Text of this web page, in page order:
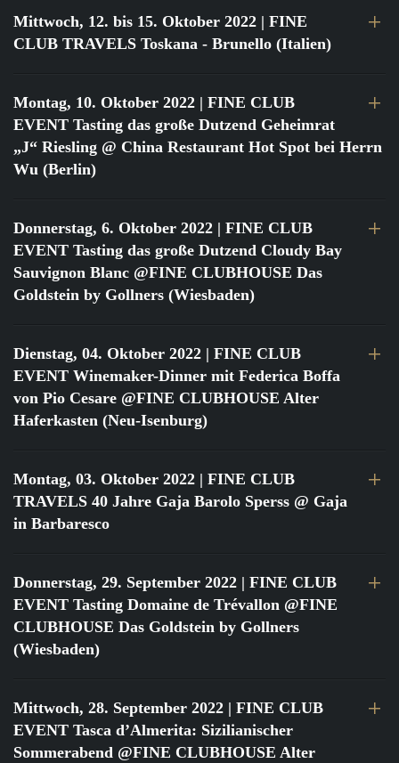
Mittwoch, 12. bis 15. Oktober 2022 | FINE
CLUB TRAVELS Toskana - Brunello (Italien)
Montag, 10. Oktober 2022 | FINE CLUB
EVENT Tasting das große Dutzend Geheimrat
„J“ Riesling @ China Restaurant Hot Spot bei Herrn
Wu (Berlin)
Donnerstag, 6. Oktober 2022 | FINE CLUB
EVENT Tasting das große Dutzend Cloudy Bay
Sauvignon Blanc @FINE CLUBHOUSE Das
Goldstein by Gollners (Wiesbaden)
Dienstag, 04. Oktober 2022 | FINE CLUB
EVENT Winemaker-Dinner mit Federica Boffa
von Pio Cesare @FINE CLUBHOUSE Alter
Haferkasten (Neu-Isenburg)
Montag, 03. Oktober 2022 | FINE CLUB
TRAVELS 40 Jahre Gaja Barolo Sperss @ Gaja
in Barbaresco
Donnerstag, 29. September 2022 | FINE CLUB
EVENT Tasting Domaine de Trévallon @FINE
CLUBHOUSE Das Goldstein by Gollners
(Wiesbaden)
Mittwoch, 28. September 2022 | FINE CLUB
EVENT Tasca d’Almerita: Sizilianischer
Sommerabend @FINE CLUBHOUSE Alter